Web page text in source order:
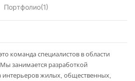
Портфолио(1)
команда специалистов в области
занимается разработкой
интерьеров жилых, общественных,